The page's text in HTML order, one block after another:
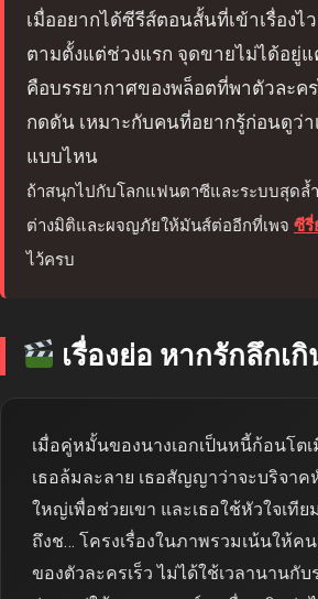
เมื่ออยากได้ซีรีส์ตอนสั้นที่เข้าเรื่อง
ตามตั้งแต่ช่วงแรก จุดขายไม่ได้อยู่
คือบรรยากาศของพล็อตที่พาตัวละค
กดดัน เหมาะกับคนที่อยากรู้ก่อนดูว่า
แบบไหน
ถ้าสนุกไปกับโลกแฟนตาซีและระบบสุดล้
ต่างมิติและผจญภัยให้มันส์ต่ออีกที่เพจ ซีรี่
ไว้ครบ
เรื่องย่อ หากรักลึกเกิ
เมื่อคู่หมั้นของนางเอกเป็นหนี้ก้อนโต
เธอล้มละลาย เธอสัญญาว่าจะบริจาค
ใหญ่เพื่อช่วยเขา และเธอใช้หัวใจเที
ถึงช… โครงเรื่องในภาพรวมเน้นให้ค
ของตัวละครเร็ว ไม่ได้ใช้เวลานานกับ